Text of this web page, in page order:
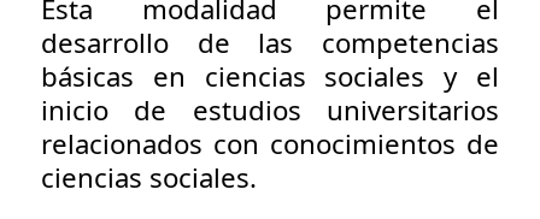
Esta modalidad permite el
desarrollo de las competencias
básicas en ciencias sociales y el
inicio de estudios universitarios
relacionados con conocimientos de
ciencias sociales.